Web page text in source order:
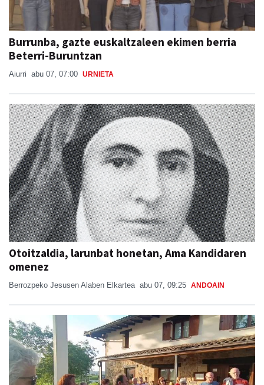
Burrunba, gazte euskaltzaleen ekimen berria
Beterri-Buruntzan
Aiurri abu 07, 07:00 URNIETA
Otoitzaldia, larunbat honetan, Ama Kandidaren
omenez
Berrozpeko Jesusen Alaben Elkartea abu 07, 09:25 ANDOAIN